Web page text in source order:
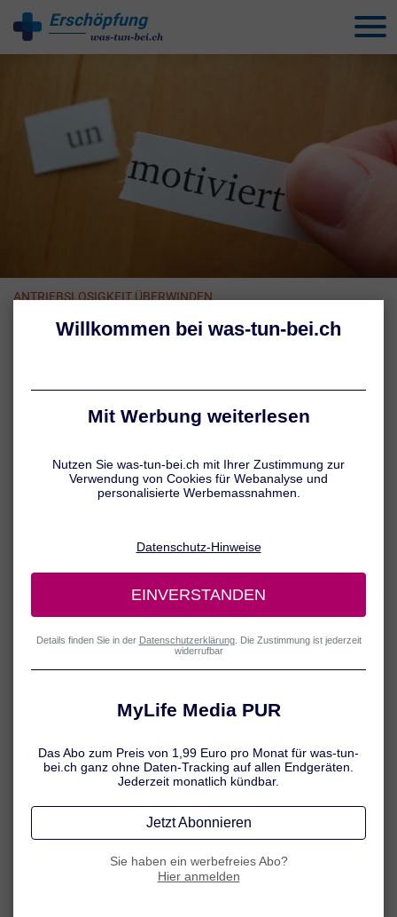
Erschöpfungbehandeln
ANTRIEBSLOSIGKEIT ÜBERWINDEN
Was tun bei Antriebslosigkeit?
Gewohnheiten betreffen. Damit kann oft schon eine Verbesserung
um Antriebslosigkeit bekämpfen zu können.
möglichen
Kraftlosigkeit durch einen ungünstigen Lebensstil ausgelöst: Denn
wenn die Grundbedürfnisse von Körper und Seele wie zum Beispiel
Schlaf, Erholung und ausgewogene Ernährung über längere Zeit
missachtet werden, fehlen irgendwann die Kraft und Energie, um
den Alltag mit Lust und Freude zu meistern. Darüber hinaus sollten
nicht ausser Acht gelassen werden – denn auch in diesen Bereichen
Viele Betroffene werden zu spät aktiv. Dabei gibt es einfache und
gleichzeitig effektive Möglichkeiten, die Antriebslosigkeit hinter sich
Tipps bei Antriebslosigkeit